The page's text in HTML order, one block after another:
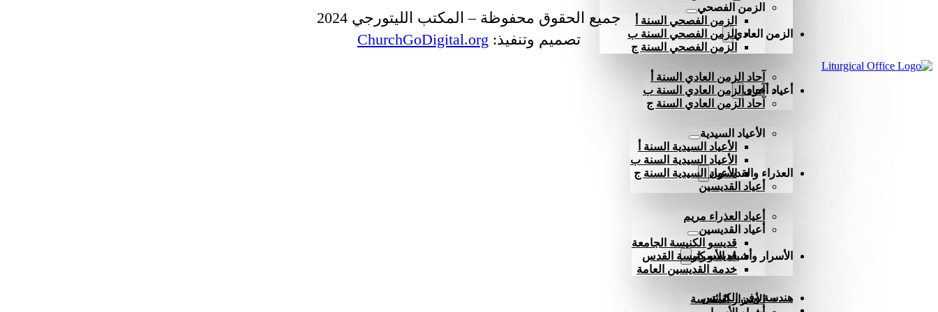
الزمن الفصحي
الزمن الفصحي السنة أ
الزمن الفصحي السنة ب
الزمن الفصحي السنة ج
الزمن العادي
آحاد الزمن العادي السنة أ
آحاد الزمن العادي السنة ب
آحاد الزمن العادي السنة ج
أعياد أخرى
الأعياد السيدية
الأعياد السيدية السنة أ
الأعياد السيدية السنة ب
الأعياد السيدية السنة ج
أعياد القديسين
العذراء والقديسون
أعياد العذراء مريم
أعياد القديسين
قديسو الكنيسة الجامعة
قديسو كنيسة القدس
خدمة القديسين العامة
الأسرار وأشباه الأسرار
الأسرار المقدسة
هندسة وفن الكنائس
جميع الحقوق محفوظة – المكتب الليتورجي 2024
تصميم وتنفيذ: ChurchGoDigital.org